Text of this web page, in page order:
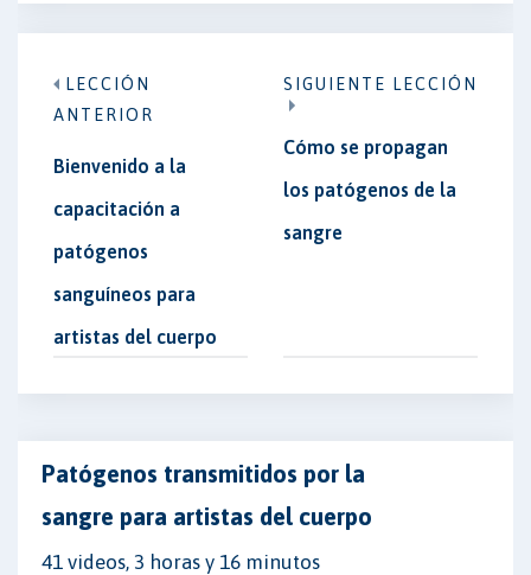
LECCIÓN
ANTERIOR
Bienvenido a la
capacitación a
patógenos
sanguíneos para
artistas del cuerpo
SIGUIENTE LECCIÓN
Cómo se propagan
los patógenos de la
sangre
Patógenos transmitidos por la
sangre para artistas del cuerpo
41 videos, 3 horas y 16 minutos